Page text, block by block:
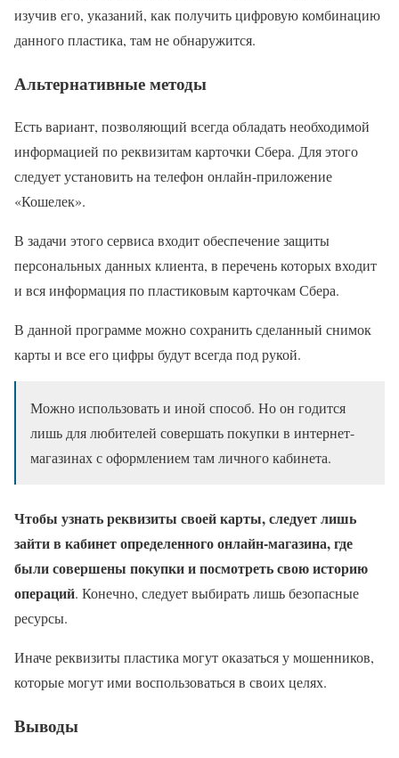
изучив его, указаний, как получить цифровую комбинацию
данного пластика, там не обнаружится.
Альтернативные методы
Есть вариант, позволяющий всегда обладать необходимой
информацией по реквизитам карточки Сбера. Для этого
следует установить на телефон онлайн-приложение
«Кошелек».
В задачи этого сервиса входит обеспечение защиты
персональных данных клиента, в перечень которых входит
и вся информация по пластиковым карточкам Сбера.
В данной программе можно сохранить сделанный снимок
карты и все его цифры будут всегда под рукой.
Можно использовать и иной способ. Но он годится
лишь для любителей совершать покупки в интернет-
магазинах с оформлением там личного кабинета.
Чтобы узнать реквизиты своей карты, следует лишь
зайти в кабинет определенного онлайн-магазина, где
были совершены покупки и посмотреть свою историю
операций. Конечно, следует выбирать лишь безопасные
ресурсы.
Иначе реквизиты пластика могут оказаться у мошенников,
которые могут ими воспользоваться в своих целях.
Выводы